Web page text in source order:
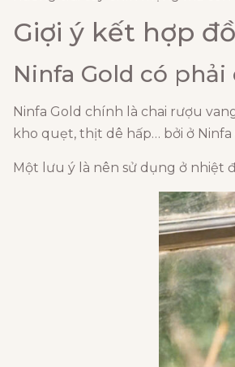
Giợi ý kết hợp
Ninfa Gold có
Ninfa Gold chính là chai rượu
kho quẹt, thịt dê hấp… bởi ở
Một lưu ý là nên sử dụng ở nhiệt